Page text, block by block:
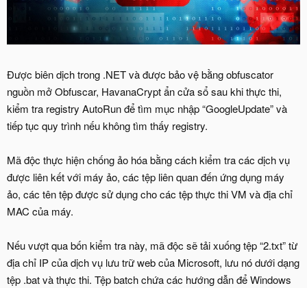
Được biên dịch trong .NET và được bảo vệ bằng obfuscator
nguồn mở Obfuscar, HavanaCrypt ẩn cửa sổ sau khi thực thi,
kiểm tra registry AutoRun để tìm mục nhập “GoogleUpdate” và
tiếp tục quy trình nếu không tìm thấy registry.
Mã độc thực hiện chống ảo hóa bằng cách kiểm tra các dịch vụ
được liên kết với máy ảo, các tệp liên quan đến ứng dụng máy
ảo, các tên tệp được sử dụng cho các tệp thực thi VM và địa chỉ
MAC của máy.
Nếu vượt qua bốn kiểm tra này, mã độc sẽ tải xuống tệp “2.txt” từ
địa chỉ IP của dịch vụ lưu trữ web của Microsoft, lưu nó dưới dạng
tệp .bat và thực thi. Tệp batch chứa các hướng dẫn để Windows